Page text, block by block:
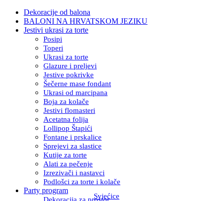
Dekoracije od balona
BALONI NA HRVATSKOM JEZIKU
Jestivi ukrasi za torte
Posipi
Toperi
Ukrasi za torte
Glazure i preljevi
Jestive pokrivke
Šečerne mase fondant
Ukrasi od marcipana
Boja za kolače
Jestivi flomasteri
Acetatna folija
Lollipop Štapići
Fontane i prskalice
Sprejevi za slastice
Kutije za torte
Alati za pečenje
Izrezivači i nastavci
Podlošci za torte i kolače
Party program
Dekoracija za prostor
Svjećice